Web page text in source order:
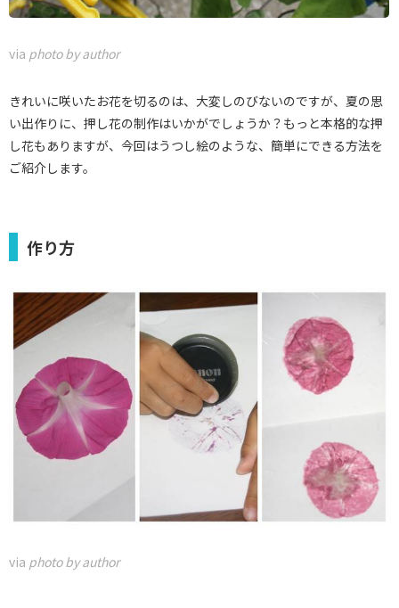
via photo by author
きれいに咲いたお花を切るのは、大変しのびないのですが、夏の思
い出作りに、押し花の制作はいかがでしょうか？もっと本格的な押
し花もありますが、今回はうつし絵のような、簡単にできる方法を
ご紹介します。
作り方
via photo by author